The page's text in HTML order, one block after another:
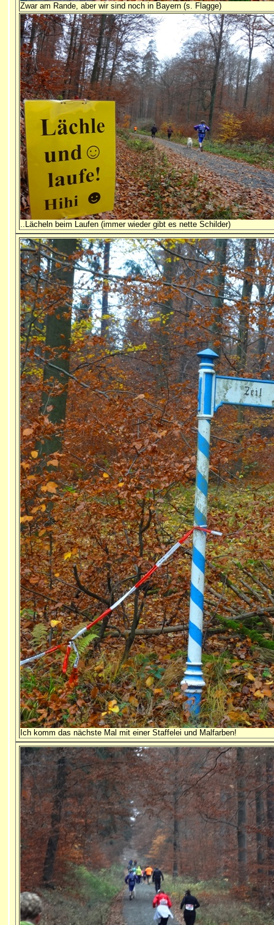
Zwar am Rande, aber wir sind noch in Bayern (s. Flagge)
..Lächeln beim Laufen (immer wieder gibt es nette Schilder)
Ich komm das nächste Mal mit einer Staffelei und Malfarben!